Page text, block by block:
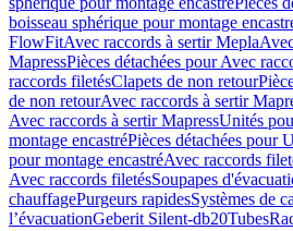
boisseau sphérique pour montage
FlowFitAvec raccords à sertir Mepla
MapressPièces détachées pour Avec
raccords filetésClapets de non retour
de non retourAvec raccords à sertir
Avec raccords à sertir MapressUnités
montage encastréPièces détachées pour
pour montage encastréAvec raccords
Avec raccords filetésSoupapes
chauffagePurgeurs rapidesSystèmes de
l’évacuationGeberit Silent-db20Tubes